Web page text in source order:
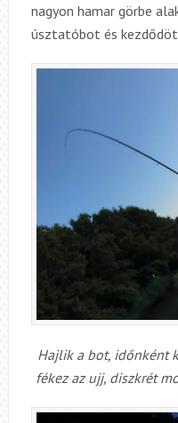
nagyon hamar görbe
úsztatóbot és
Hajlik a bot, időnként
fékez az ujj, diszkrét